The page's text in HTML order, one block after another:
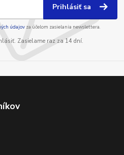
Prihlásiť sa
údajov za účelom zasielania newslettera.
Zasielame raz za 14 dní.